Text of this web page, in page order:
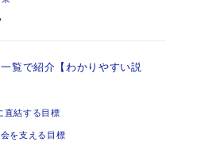
覧で紹介【わかりやすい説
直結する目標
を支える目標